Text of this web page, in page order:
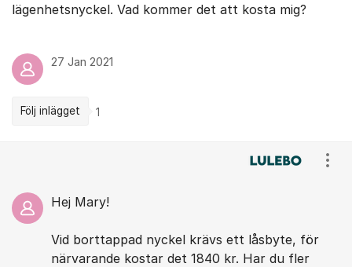
lägenhetsnyckel. Vad kommer det att kosta mig?
27 Jan 2021
Följ inlägget 1
Hej Mary!
Vid borttappad nyckel krävs ett låsbyte, för
närvarande kostar det 1840 kr. Har du fler